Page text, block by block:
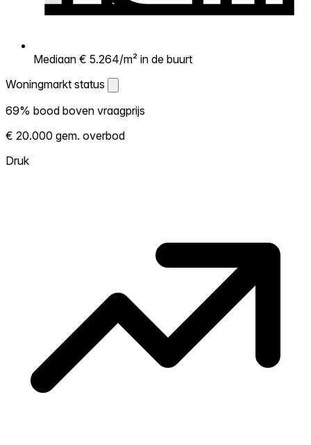
Mediaan € 5.264/m² in de buurt
Woningmarkt status
Woningmarkt status
Laat zien hoe competitief de markt hier is.
Hoe meer woningen boven vraagprijs
verkopen, hoe heter. Heet? Verwacht
69% bood boven vraagprijs
€ 20.000 gem. overbod
Druk